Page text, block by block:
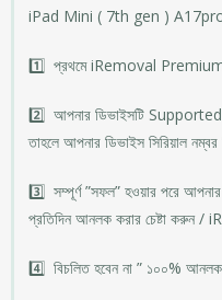
iPad Mini ( 7th gen )
1️⃣ প্রথমে iRemoval
2️⃣ আপনার ডিভাইসটি Supported
তাহলে আপনার ডিভাইস সিরিয়াল নম্বর
3️⃣ সম্পূর্ণ ”সফল” হওয়ার পরে
প্রতিদিন আনলক করার চেষ্টা করুন
4️⃣ বিচলিত হবেন না ” ১০০%